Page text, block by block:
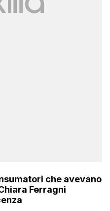
che avevano
Ferragni